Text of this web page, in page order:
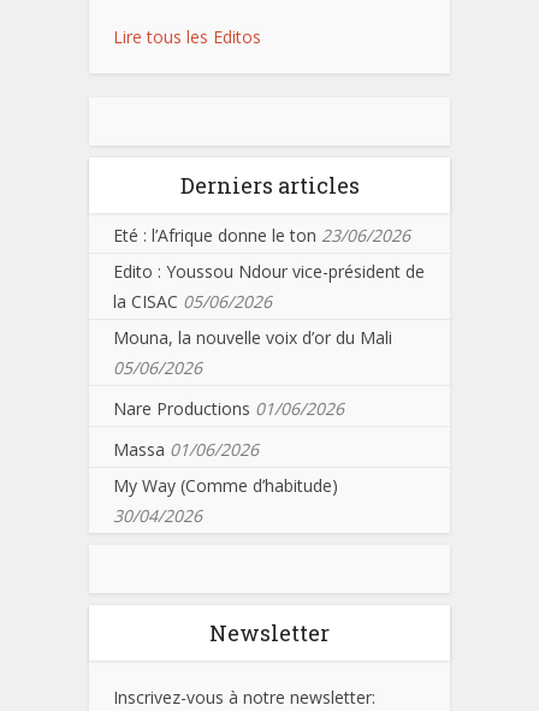
Lire tous les Editos
Derniers articles
Eté : l’Afrique donne le ton 23/06/2026
Edito : Youssou Ndour vice-président de
la CISAC 05/06/2026
Mouna, la nouvelle voix d’or du Mali
05/06/2026
Nare Productions 01/06/2026
Massa 01/06/2026
My Way (Comme d’habitude)
30/04/2026
Newsletter
Inscrivez-vous à notre newsletter: